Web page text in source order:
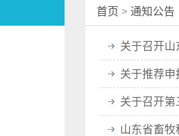
首页 >通知公告